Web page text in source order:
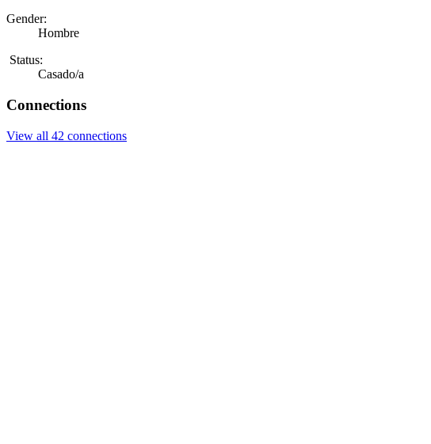
Gender:
Hombre
Status:
Casado/a
Connections
View all 42 connections